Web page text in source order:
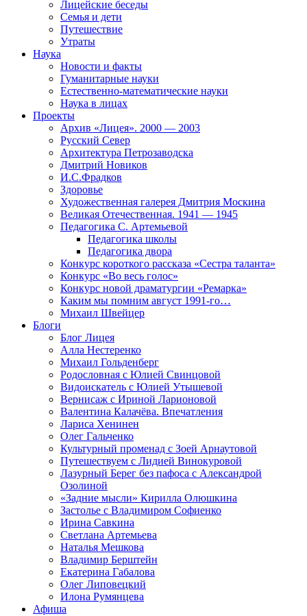
Лицейские беседы
Семья и дети
Путешествие
Утраты
Наука
Новости и факты
Гуманитарные науки
Естественно-математические науки
Наука в лицах
Проекты
Архив «Лицея». 2000 — 2003
Русский Север
Архитектура Петрозаводска
Дмитрий Новиков
И.С.Фрадков
Здоровье
Художественная галерея Дмитрия Москина
Великая Отечественная. 1941 — 1945
Педагогика С. Артемьевой
Педагогика школы
Педагогика двора
Конкурс короткого рассказа «Сестра таланта»
Конкурс «Во весь голос»
Конкурс новой драматургии «Ремарка»
Каким мы помним август 1991-го…
Михаил Швейцер
Блоги
Блог Лицея
Алла Нестеренко
Михаил Гольденберг
Родословная с Юлией Свинцовой
Видоискатель с Юлией Утышевой
Вернисаж с Ириной Ларионовой
Валентина Калачёва. Впечатления
Лариса Хенинен
Олег Гальченко
Культурный променад с Зоей Арнаутовой
Путешествуем с Лидией Винокуровой
Лазурный Берег без пафоса с Александрой
Озолиной
«Задние мысли» Кирилла Олюшкина
Застолье с Владимиром Софиенко
Ирина Савкина
Светлана Артемьева
Наталья Мешкова
Владимир Берштейн
Екатерина Габалова
Олег Липовецкий
Илона Румянцева
Афиша